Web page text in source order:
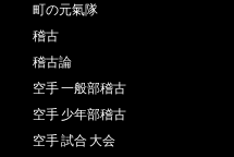
町の元氣隊
稽古
稽古論
空手 一般部稽古
空手 少年部稽古
空手 試合 大会